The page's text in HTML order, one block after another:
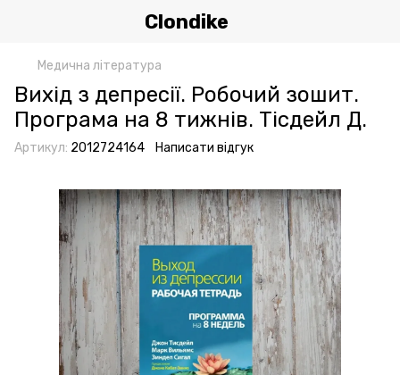
Clondike
Медична література
Вихід з депресії. Робочий зошит.
Програма на 8 тижнів. Тісдейл Д.
Артикул: 2012724164 Написати відгук